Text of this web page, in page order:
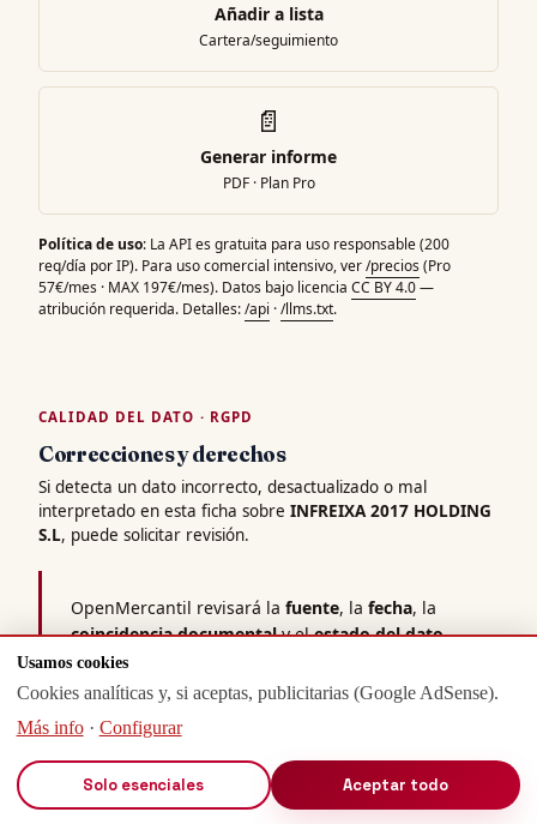
Añadir a lista
Cartera/seguimiento
📄
Generar informe
PDF · Plan Pro
Política de uso: La API es gratuita para uso responsable (200
req/día por IP). Para uso comercial intensivo, ver/precios(Pro
57€/mes · MAX 197€/mes). Datos bajo licencia CC BY 4.0—
atribución requerida. Detalles:/api ·/llms.txt.
CALIDAD DEL DATO · RGPD
Correcciones y derechos
Si detecta un dato incorrecto, desactualizado o mal
interpretado en esta ficha sobre INFREIXA 2017 HOLDING
S.L, puede solicitar revisión.
OpenMercantil revisará la fuente, la fecha, la
coincidencia documentaly elestado del dato.
Compromiso de respuesta: 7 días hábiles.
Actualización de datos
Usamos cookies
Cookies analíticas y, si aceptas, publicitarias (Google AdSense).
Más info· Configurar
Solo esenciales Aceptar todo